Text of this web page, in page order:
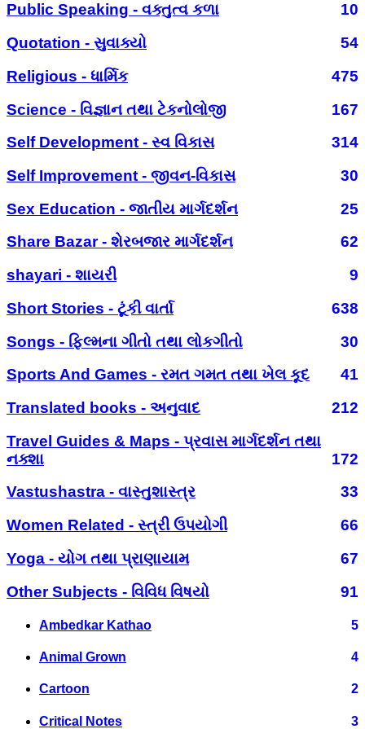
Public Speaking - વક્તુત્વ કળા
10
Quotation - સુવાક્યો
54
Religious - ધાર્મિક
475
Science - વિજ્ઞાન તથા ટેકનોલોજી
167
Self Development - સ્વ વિકાસ
314
Self Improvement - જીવન-વિકાસ
30
Sex Education - જાતીય માર્ગદર્શન
25
Share Bazar - શેરબજાર માર્ગદર્શન
62
shayari - શાયરી
9
Short Stories - ટૂંકી વાર્તા
638
Songs - ફિલ્મના ગીતો તથા લોકગીતો
30
Sports And Games - રમત ગમત તથા ખેલ કૂદ
41
Translated books - અનુવાદ
212
Travel Guides & Maps - પ્રવાસ માર્ગદર્શન તથા
નક્શા
172
Vastushastra - વાસ્તુશાસ્ત્ર
33
Women Related - સ્ત્રી ઉપયોગી
66
Yoga - યોગ તથા પ્રાણાયામ
67
Other Subjects - વિવિધ વિષયો
91
Ambedkar Kathao 5
Animal Grown 4
Cartoon 2
Critical Notes 3